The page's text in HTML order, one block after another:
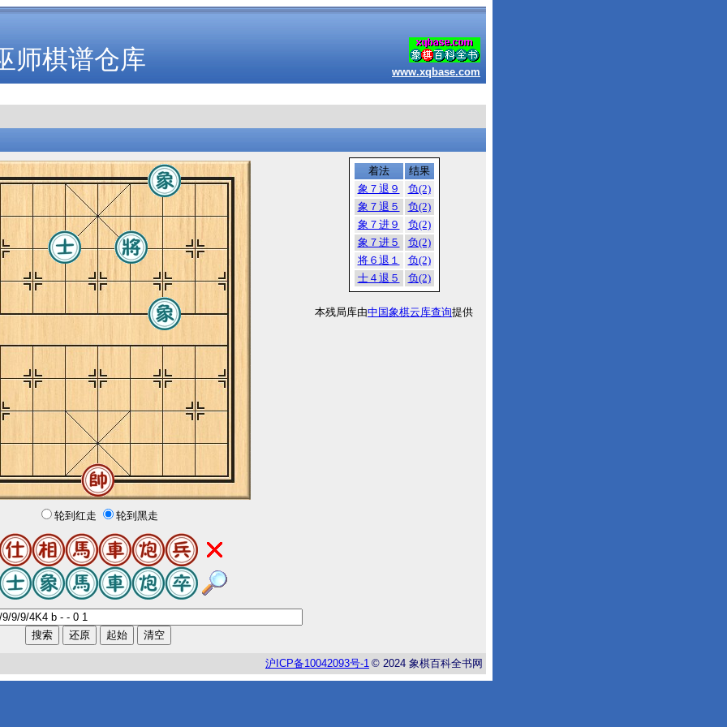
师棋谱仓库 www.xqbase.com
轮到红走 轮到黑走
着法
结果
象７退９
负(2)
象７退５
负(2)
象７进９
负(2)
象７进５
负(2)
将６退１
负(2)
士４退５
负(2)
本残局库由中国象棋云库查询提供
沪 ICP备10042093号-1 © 2024 象棋百科全书网